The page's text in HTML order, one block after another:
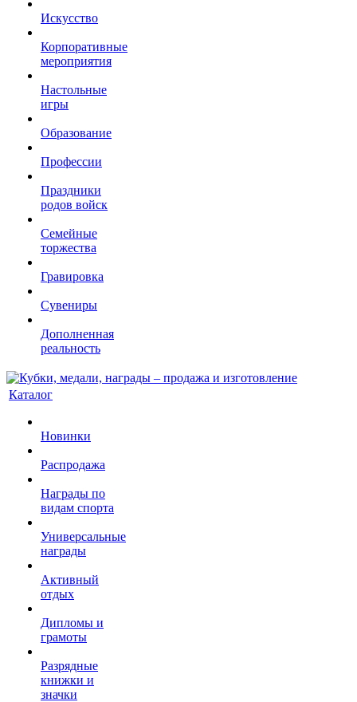
Искусство
Корпоративные
мероприятия
Настольные
игры
Образование
Профессии
Праздники
родов войск
Семейные
торжества
Гравировка
Сувениры
Дополненная
реальность
Каталог
Новинки
Распродажа
Награды по
видам спорта
Универсальные
награды
Активный
отдых
Дипломы и
грамоты
Разрядные
книжки и
значки